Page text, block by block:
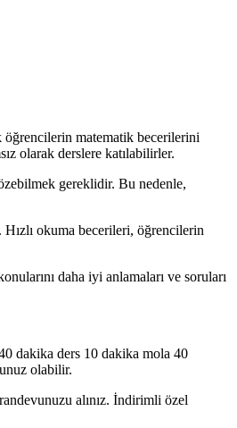
öğrencilerin matematik becerilerini
olarak derslere katılabilirler.
gereklidir. Bu nedenle,
okuma becerileri, öğrencilerin
daha iyi anlamaları ve soruları
dakika ders 10 dakika mola 40
olabilir.
alınız. İndirimli özel